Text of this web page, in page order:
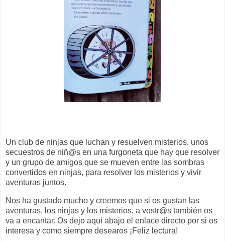
Un club de ninjas que luchan y resuelven misterios, unos
secuestros de niñ@s en una furgoneta que hay que resolver
y un grupo de amigos que se mueven entre las sombras
convertidos en ninjas, para resolver los misterios y vivir
aventuras juntos.
Nos ha gustado mucho y creemos que si os gustan las
aventuras, los ninjas y los misterios, a vostr@s también os
va a encantar. Os dejo aquí abajo el enlace directo por si os
interesa y como siempre desearos ¡Feliz lectura!